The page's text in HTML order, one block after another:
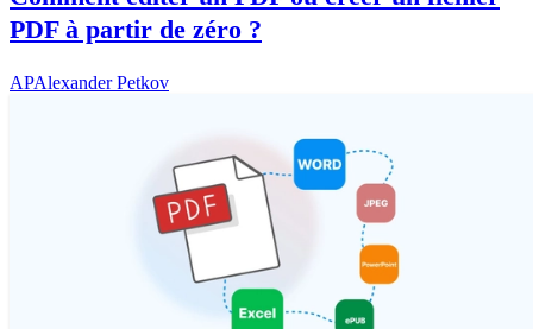
PDF à partir de zéro ?
APAlexander Petkov